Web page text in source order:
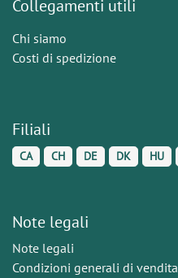
Collegamenti utili
Chi siamo
Costi di spedizione
Filiali
CA CH DE DK HU
Note legali
Note legali
Condizioni generali di vendita